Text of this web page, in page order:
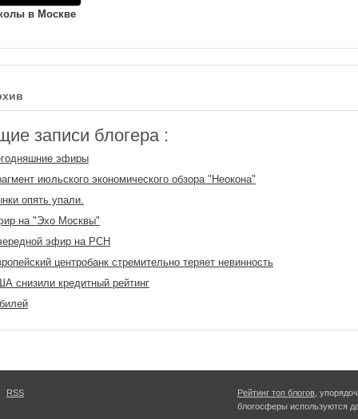
в Москве
записи блогера :
эфиры
июльского экономического обзора "Неокона"
опять упали.
на "Эхо Москвы"
эфир на РСН
центробанк стремительно теряет невинность
снизили кредитный рейтинг
RSS Рейтинг топ блогов ,
блогосферы используются